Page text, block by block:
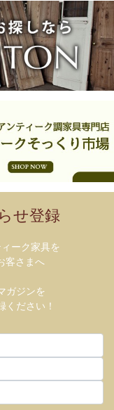
せ登録
ーク家具を
客さまへ
ガジンを
ください！